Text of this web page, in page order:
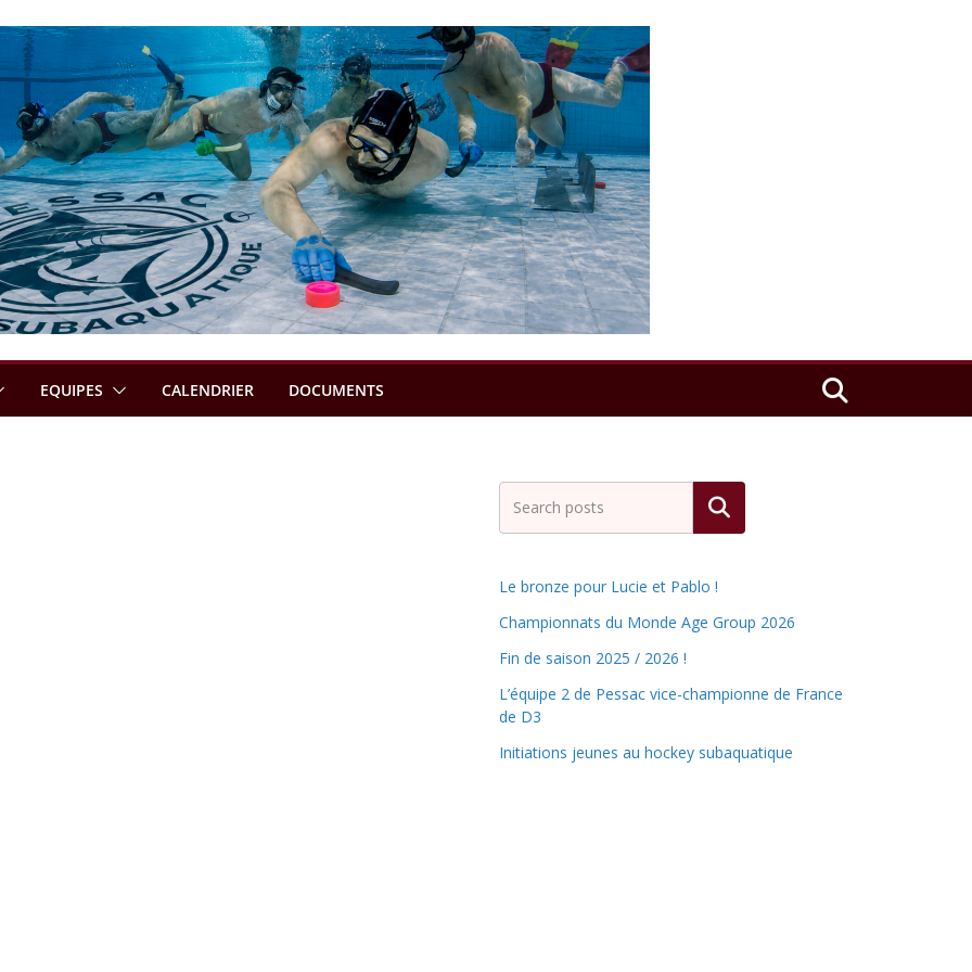
EQUIPES CALENDRIER DOCUMENTS
Rechercher
Le bronze pour Lucie et Pablo !
Championnats du Monde Age Group 2026
Fin de saison 2025 / 2026 !
L’équipe 2 de Pessac vice-championne de France
de D3
Initiations jeunes au hockey subaquatique